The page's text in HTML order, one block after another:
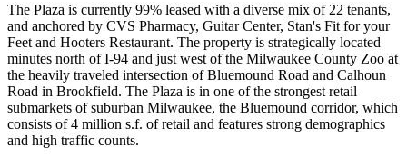
The Plaza is currently 99% leased with a diverse mix of 22 tenants,
and anchored by CVS Pharmacy, Guitar Center, Stan's Fit for your
Feet and Hooters Restaurant. The property is strategically located
minutes north of I-94 and just west of the Milwaukee County Zoo at
the heavily traveled intersection of Bluemound Road and Calhoun
Road in Brookfield. The Plaza is in one of the strongest retail
submarkets of suburban Milwaukee, the Bluemound corridor, which
consists of 4 million s.f. of retail and features strong demographics
and high traffic counts.